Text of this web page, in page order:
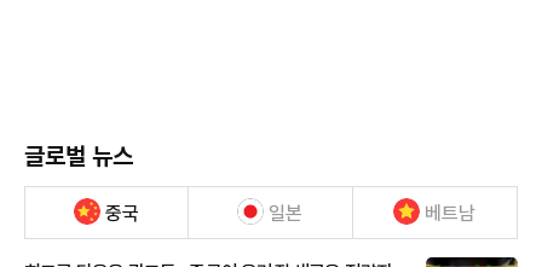
글로벌 뉴스
중국 일본 베트남